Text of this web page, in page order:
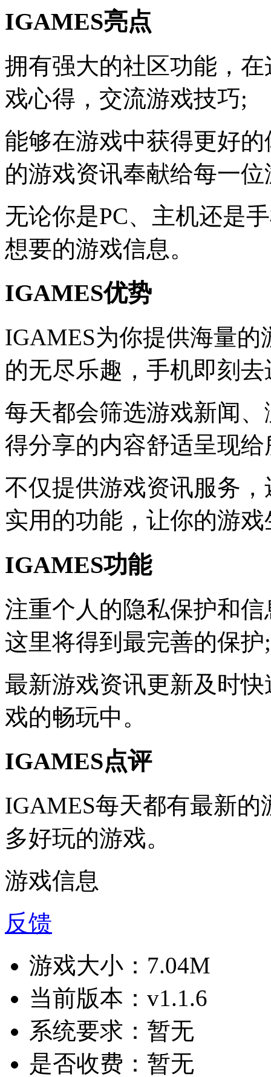
IGAMES亮点
拥有强大的社区功能，
戏心得，交流游戏技巧;
能够在游戏中获得更好
的游戏资讯奉献给每一
无论你是PC、主机还是
想要的游戏信息。
IGAMES优势
IGAMES为你提供海量
的无尽乐趣，手机即刻
每天都会筛选游戏新闻
得分享的内容舒适呈现
不仅提供游戏资讯服务
实用的功能，让你的游
IGAMES功能
注重个人的隐私保护和
这里将得到最完善的保护;
最新游戏资讯更新及时
戏的畅玩中。
IGAMES点评
IGAMES每天都有最新
多好玩的游戏。
游戏信息
反馈
游戏大小： 7.04M
当前版本： v1.1.6
系统要求： 暂无
是否收费： 暂无